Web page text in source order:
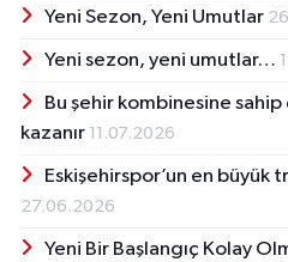
Yeni Sezon, Yeni Umutlar
Yeni sezon, yeni umutlar…
Bu şehir kombinesine sahip
kazanır 11.07.2026
Eskişehirspor’un en büyük
27.06.2026
Yeni Bir Başlangıç Kolay